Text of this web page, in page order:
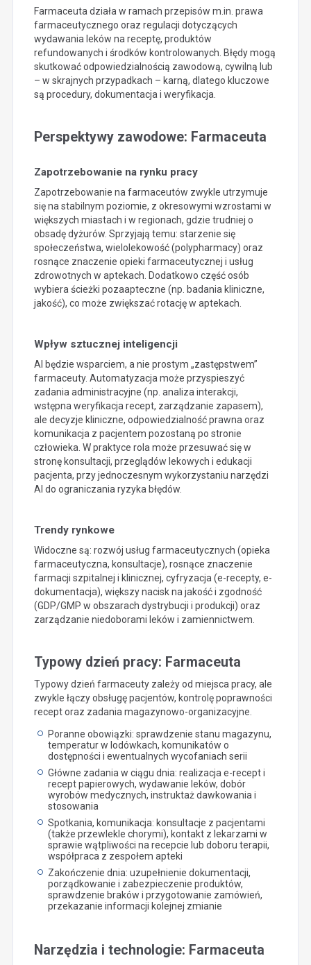
Farmaceuta działa w ramach przepisów m.in. prawa
farmaceutycznego oraz regulacji dotyczących
wydawania leków na receptę, produktów
refundowanych i środków kontrolowanych. Błędy mogą
skutkować odpowiedzialnością zawodową, cywilną lub
– w skrajnych przypadkach – karną, dlatego kluczowe
są procedury, dokumentacja i weryfikacja.
Perspektywy zawodowe: Farmaceuta
Zapotrzebowanie na rynku pracy
Zapotrzebowanie na farmaceutów zwykle utrzymuje
się na stabilnym poziomie, z okresowymi wzrostami w
większych miastach i w regionach, gdzie trudniej o
obsadę dyżurów. Sprzyjają temu: starzenie się
społeczeństwa, wielolekowość (polypharmacy) oraz
rosnące znaczenie opieki farmaceutycznej i usług
zdrowotnych w aptekach. Dodatkowo część osób
wybiera ścieżki pozaapteczne (np. badania kliniczne,
jakość), co może zwiększać rotację w aptekach.
Wpływ sztucznej inteligencji
AI będzie wsparciem, a nie prostym „zastępstwem”
farmaceuty. Automatyzacja może przyspieszyć
zadania administracyjne (np. analiza interakcji,
wstępna weryfikacja recept, zarządzanie zapasem),
ale decyzje kliniczne, odpowiedzialność prawna oraz
komunikacja z pacjentem pozostaną po stronie
człowieka. W praktyce rola może przesuwać się w
stronę konsultacji, przeglądów lekowych i edukacji
pacjenta, przy jednoczesnym wykorzystaniu narzędzi
AI do ograniczania ryzyka błędów.
Trendy rynkowe
Widoczne są: rozwój usług farmaceutycznych (opieka
farmaceutyczna, konsultacje), rosnące znaczenie
farmacji szpitalnej i klinicznej, cyfryzacja (e-recepty, e-
dokumentacja), większy nacisk na jakość i zgodność
(GDP/GMP w obszarach dystrybucji i produkcji) oraz
zarządzanie niedoborami leków i zamiennictwem.
Typowy dzień pracy: Farmaceuta
Typowy dzień farmaceuty zależy od miejsca pracy, ale
zwykle łączy obsługę pacjentów, kontrolę poprawności
recept oraz zadania magazynowo-organizacyjne.
Poranne obowiązki: sprawdzenie stanu magazynu,
temperatur w lodówkach, komunikatów o
dostępności i ewentualnych wycofaniach serii
Główne zadania w ciągu dnia: realizacja e-recept i
recept papierowych, wydawanie leków, dobór
wyrobów medycznych, instruktaż dawkowania i
stosowania
Spotkania, komunikacja: konsultacje z pacjentami
(także przewlekle chorymi), kontakt z lekarzami w
sprawie wątpliwości na recepcie lub doboru terapii,
współpraca z zespołem apteki
Zakończenie dnia: uzupełnienie dokumentacji,
porządkowanie i zabezpieczenie produktów,
sprawdzenie braków i przygotowanie zamówień,
przekazanie informacji kolejnej zmianie
Narzędzia i technologie: Farmaceuta